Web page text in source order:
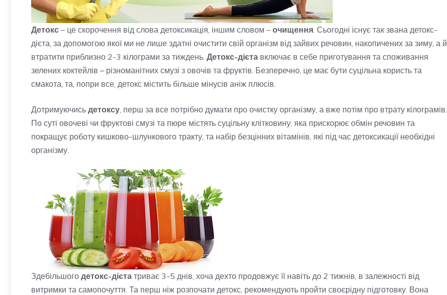
Детокс – це скорочення від слова детоксикація, іншим словом – очищення. Сьогодні існує так звана детокс-
дієта, за допомогою якої ми не лише здатні очистити свій організм від зайвих речовин, накопичених за зиму, а й
втратити приблизно 2-3 кілограми за тиждень. Детокс-дієта включає в себе приготування та споживання
зелених коктейлів – різноманітних смузі з овочів та фруктів. Безперечно, це має бути суцільна користь та
смакота, та, попри все, детокс містить більше мінусів аніж плюсів.
Дотримуючись детоксу, перш за все потрібно думати про очистку організму, а вже потім про втрату кілограмів.
По суті овочеві чи фруктові смузі та пюре містять суцільну клітковину, яка прискорює обмін речовин та
покращує роботу кишково-шлункового тракту, та набір безцінних вітамінів, які під час детоксикації необхідні
організму.
Здебільшого детокс-дієта триває 3-5 днів, хоча дехто продовжує її навіть до 2 тижнів, в залежності від
витримки та самопочуття. Та перш ніж розпочати детокс, рекомендують пройти своєрідну підготовку. Вона